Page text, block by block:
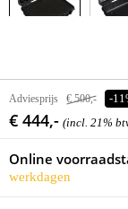
Adviesprijs € 500,- -
€ 444,- (incl. 21%
Online
werkdagen